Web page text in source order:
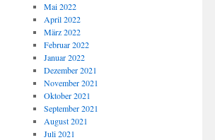
Mai 2022
April 2022
März 2022
Februar 2022
Januar 2022
Dezember 2021
November 2021
Oktober 2021
September 2021
August 2021
Juli 2021